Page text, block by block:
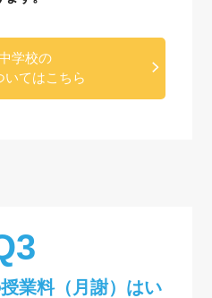
学校の
いてはこちら
業料（月謝）はい